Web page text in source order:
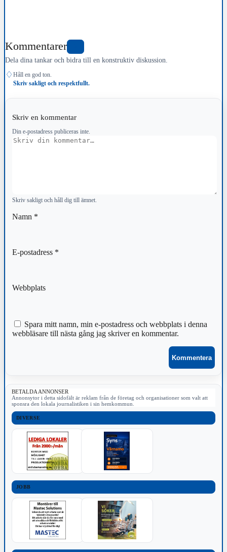
Kommentarer
Dela dina tankar och bidra till en konstruktiv diskussion.
♢ Håll en god ton.
Skriv sakligt och respektfullt.
Skriv en kommentar
Din e-postadress publiceras inte.
Kommentar
Skriv sakligt och håll dig till ämnet.
Namn *
E-postadress *
Webbplats
Spara mitt namn, min e-postadress och webbplats i denna
webbläsare till nästa gång jag skriver en kommentar.
BETALDA ANNONSER
Annonsytor i detta sidofält är reklam från de företag och organisationer som valt att
sponsra den lokala journalistiken i sin hemkommun.
DIVERSE
JOBB